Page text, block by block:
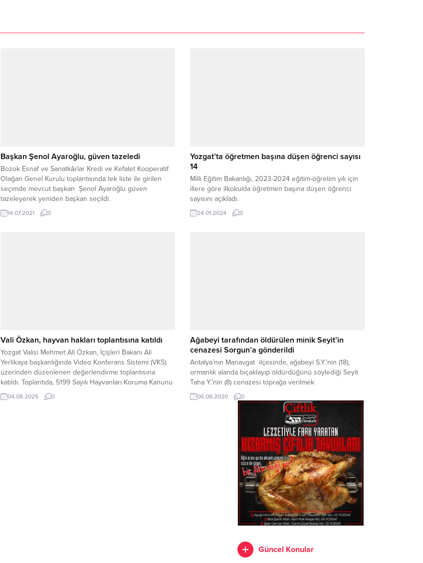
Başkan Şenol Ayaroğlu, güven tazeledi
Bozok Esnaf ve Sanatkârlar Kredi ve Kefalet Kooperatif
Olağan Genel Kurulu toplantısında tek liste ile girilen
seçimde mevcut başkan Şenol Ayaroğlu güven
tazeleyerek yeniden başkan seçildi.
14.07.2021 0
Yozgat’ta öğretmen başına düşen öğrenci sayısı
14
Milli Eğitim Bakanlığı, 2023-2024 eğitim-öğretim yılı için
illere göre ilkokulda öğretmen başına düşen öğrenci
sayısını açıkladı.
24.01.2024 0
Vali Özkan, hayvan hakları toplantısına katıldı
Yozgat Valisi Mehmet Ali Özkan, İçişleri Bakanı Ali
Yerlikaya başkanlığında Video Konferans Sistemi (VKS)
üzerinden düzenlenen değerlendirme toplantısına
katıldı. Toplantıda, 5199 Sayılı Hayvanları Koruma Kanunu
çerçevesinde ülke genelinde yürütülen çalışmalar ele
alınarak, sahadaki mevcut uygulamalar ve karşılaşılan
04.08.2025 0
Ağabeyi tarafından öldürülen minik Seyit’in
cenazesi Sorgun’a gönderildi
Antalya’nın Manavgat ilçesinde, ağabeyi S.Y.'nin (18),
ormanlık alanda bıçaklayıp öldürdüğünü söylediği Seyit
Taha Y.'nin (8) cenazesi toprağa verilmek
üzere memleketi Yozgat’ın Sorgun ilçesine gönderildi.
06.08.2020 0
Güncel Konular